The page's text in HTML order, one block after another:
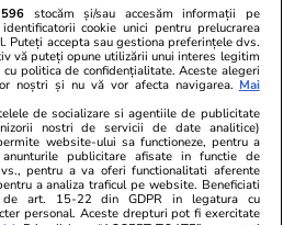
11:19
că ar fi
pe
a costat,
596 stocăm și/sau accesăm informații pe
cookie unici pentru prelucrarea
Puteți accepta sau gestiona preferințele dvs.
vă puteți opune utilizării unui interes legitim
politica de confidențialitate. Aceste alegeri
noștri și nu vă vor afecta navigarea. Mai
de socializare si agentiile de publicitate
nostri de servicii de date analitice)
website-ului sa functioneze, pentru a
publicitare afisate in functie de
pentru a va oferi functionalitati aferente
a analiza traficul pe website. Beneficiati
de art. 15-22 din GDPR in legatura cu
personal. Aceste drepturi pot fi exercitate